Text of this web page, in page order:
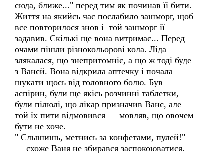
сюда, ближе..." перед тим як починав її бити.
Життя на якийсь час послабило зашморг, щоб
все повторилося знов і той зашморг її
задавив. Скількі ще вона витримає... Перед
очами пішли різнокольорові кола. Ліда
злякалася, що знепритомніє, а що ж тоді буде
з Ванєй. Вона відкрила аптечку і почала
шукати щось від головного болю. Був
аспірин, були ще якісь розчинні таблетки,
були пілюлі, що лікар призначив Ванє, але
той їх пити відмовився — мовляв, що овочем
бути не хоче.
" Слышишь, метнись за конфетами, пулей!"
— схоже Ваня не збирався заспокоюватися.